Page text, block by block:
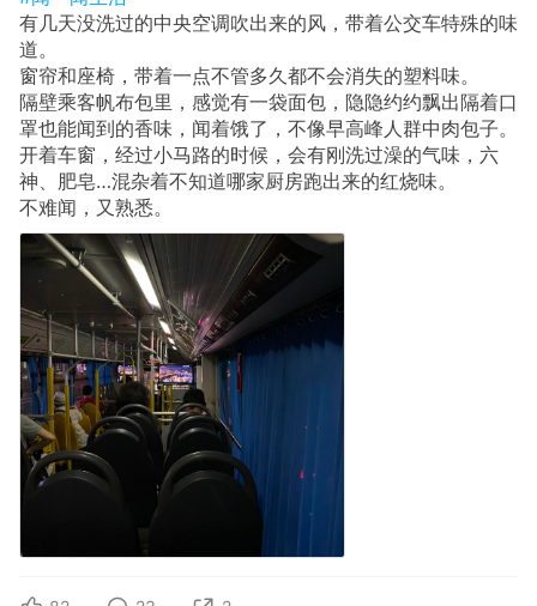
有几天没洗过的中央空调吹出来的风，带着公交车特殊的味
道。
窗帘和座椅，带着一点不管多久都不会消失的塑料味。
隔壁乘客帆布包里，感觉有一袋面包，隐隐约约飘出隔着口
罩也能闻到的香味，闻着饿了，不像早高峰人群中肉包子。
开着车窗，经过小马路的时候，会有刚洗过澡的气味，六
神、肥皂…混杂着不知道哪家厨房跑出来的红烧味。
不难闻，又熟悉。